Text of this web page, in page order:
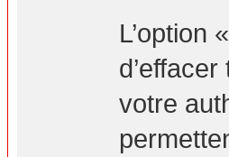
L’option
votre